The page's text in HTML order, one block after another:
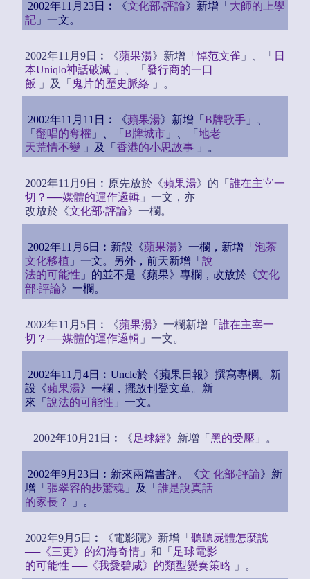
2002年11月23日︰《文化部‧評論》新增「 大師的上學
記 」一文。
2002年11月9日︰《蘋果湯》新增「悼范文雀 」、「 日
本Uniqlo神話破滅 」、「 發行商的一口
飯
」及「 鬼片的歷史脈絡 」。
2002年11月11日︰《蘋果湯》新增「 B牌歌手 」、
「 翻唱的奪權 」、「 B牌城市 」、「 地老
天荒情不變 」及「 香港的小思故事 」。
2002年11月9日︰原先放於《蘋果湯》的「 誰在主宰一
切？──媒體的運作邏輯 」一文，亦
改放於《文化部‧評論》一欄。
2002年11月6日︰新設《蘋果湯》一欄，新增「 泡茶
文化移植 」一文。另外，前天新增「 說
法的可能性 」的並不是《蘋果》專欄，改放於《文化
部‧評論》一欄。
2002年11月5日︰《蘋果湯》一欄新增「 誰在主宰一
切？──媒體的運作邏輯 」一文。
2002年11月4日︰Uncle於《蘋果日報》撰寫專欄。新
設《蘋果湯》一欄，擺放刊登文章。新
來「 說法的可能性 」一文。
2002年10月21日︰《足球經》新增「 黑的受壓 」。
2002年9月23日︰新來兩篇書評。《文 化部‧評論》新
增「 張翠容的步驚魂 」及「 誰是說真話
的家長？
」。
2002年9月5日︰《電影院》新增「 聽聽屍體怎麼說
──《三更》的幻海奇情 」和「 足球電影
的可能性 ──《我愛碧咸》的類型變奏策略
」。